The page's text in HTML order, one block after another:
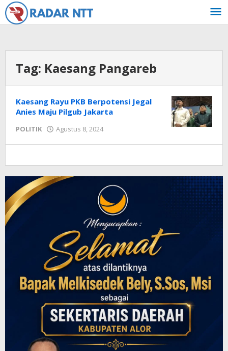
Lewati
ke
konten
Tag: Kaesang Pangareb
Kaesang Rayu PKB Berpotensi Jegal
Anies Maju Pilgub Jakarta
POLITIK Agustus 8, 2024
NTT